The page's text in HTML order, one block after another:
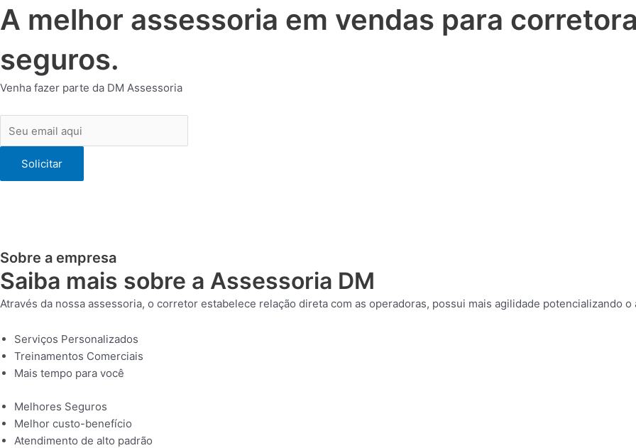
A melhor assessoria em vendas para
seguros.
Venha fazer parte da DM Assessoria
Solicitar
Sobre a empresa
Saiba mais sobre a Assessoria DM
Através da nossa assessoria, o corretor estabelece relação direta com as operadoras, possui mais agilidade potencializando
Serviços Personalizados
Treinamentos Comerciais
Mais tempo para você
Melhores Seguros
Melhor custo-benefício
Atendimento de alto padrão